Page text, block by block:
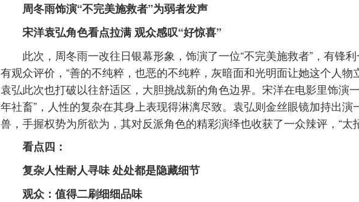
周冬雨饰演“不完美施救者”为弱者发声
宋洋袁弘角色看点拉满 观众感叹“好惊喜”
此次，周冬雨一改往日银幕形象，饰演了一位“不完美施救者”，有锋利
有观众评价，“善的不纯粹，也恶的不纯粹，灰暗面和光明面让她这个人物
袁弘此次也打破以往舒适区，大胆挑战新的角色边界。宋洋在电影里饰演
年社畜”，人性的复杂在其身上表现得淋漓尽致。袁弘则金丝眼镜加持出演
兽，手握权势为所欲为，其对反派角色的精彩演绎也收获了一众辣评，“太
看点四：
复杂人性耐人寻味 处处都是隐藏细节
观众：值得二刷细细品味